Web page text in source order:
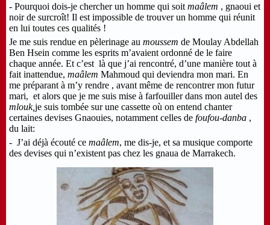
- Pourquoi dois-je chercher un homme qui soit maâlem , gnaoui et
noir de surcroît! Il est impossible de trouver un homme qui réunit
en lui toutes ces qualités !
Je me suis rendue en pèlerinage au moussem de Moulay Abdellah
Ben Hsein comme les esprits m’avaient ordonné de le faire
chaque année. Et c’est là que j’ai rencontré, d’une manière tout à
fait inattendue, maâlem Mahmoud qui deviendra mon mari. En
me préparant à m’y rendre , avant même de rencontrer mon futur
mari, et alors que je me suis mise à farfouiller dans mon autel des
mlouk,je suis tombée sur une cassette où on entend chanter
certaines devises Gnaouies, notamment celles de foufou-danba ,
du lait:
- J’ai déjà écouté ce maâlem, me dis-je, et sa musique comporte
des devises qui n’existent pas chez les gnaua de Marrakech.